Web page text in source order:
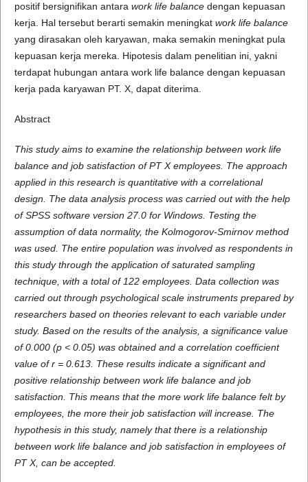
positif bersignifikan antara work life balancedengan kepuasan
kerja. Hal tersebut berarti semakin meningkat work life balance
yang dirasakan oleh karyawan, maka semakin meningkat pula
kepuasan kerja mereka. Hipotesis dalam penelitian ini, yakni
terdapat hubungan antara work life balance dengan kepuasan
kerja pada karyawan PT. X, dapat diterima.
Abstract
This study aims to examine the relationship between work life
balance and job satisfaction of PT X employees. The approach
applied in this research is quantitative with a correlational
design. The data analysis process was carried out with the help
of SPSS software version 27.0 for Windows. Testing the
assumption of data normality, the Kolmogorov-Smirnov method
was used. The entire population was involved as respondents in
this study through the application of saturated sampling
technique, with a total of 122 employees. Data collection was
carried out through psychological scale instruments prepared by
researchers based on theories relevant to each variable under
study. Based on the results of the analysis, a significance value
of 0.000 (p < 0.05) was obtained and a correlation coefficient
value of r = 0.613. These results indicate a significant and
positive relationship between work life balance and job
satisfaction. This means that the more work life balance felt by
employees, the more their job satisfaction will increase. The
hypothesis in this study, namely that there is a relationship
between work life balance and job satisfaction in employees of
PT X, can be accepted.